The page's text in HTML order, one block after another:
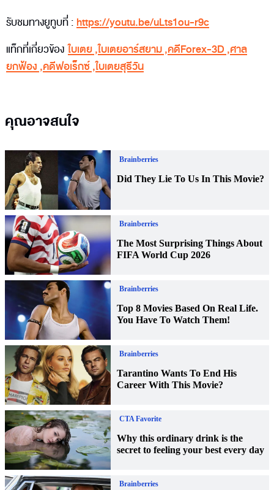
รับชมทางยูทูบที่ : https://youtu.be/uLts1ou-r9c
แท็กที่เกี่ยวข้องใบเตย,ใบเตยอาร์สยาม,คดีForex-3D ,ศาล
ยกฟ้อง ,คดีฟอเร็กซ์,ใบเตยสุธีวัน
คุณอาจสนใจ